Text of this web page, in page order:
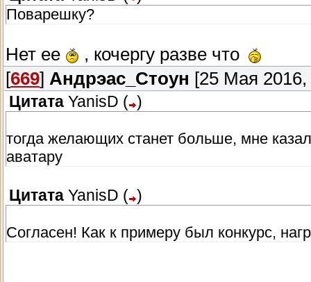
Поварешку?
Нет ее
, кочергу разве что
[669] Андрэас_Стоун [25 Мая 2016,
Цитата YanisD ( )
тогда желающих станет больше, мне
аватару
Цитата YanisD ( )
Согласен! Как к примеру был конкурс,